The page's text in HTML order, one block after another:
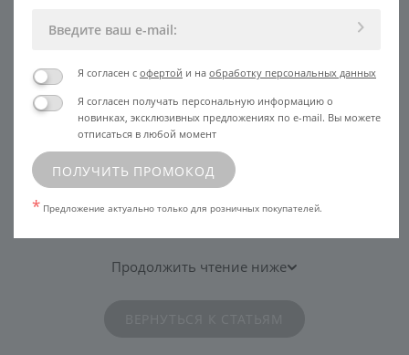
формообразующие маски, механически
юные очертания.
А какие маски от@eldancosmeticsлюбите
Вы?
Поделиться
в социальных
Продолжить чтение ниже
Я согласен с офертой и на обработку персональных данных
Я согласен получать персональную информацию о
новинках, эксклюзивных предложениях по e-mail. Вы можете
отписаться в любой момент
ПОЛУЧИТЬ ПРОМОКОД
* Предложение актуально только для розничных покупателей.